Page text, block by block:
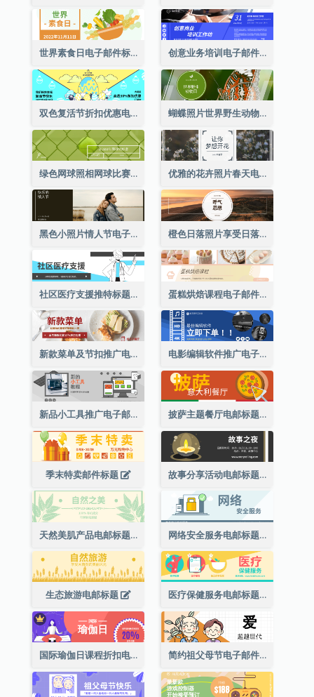
世界素食日电子邮件标题 创意业务培训电子邮件标题
双色复活节折扣优惠电邮标题 蝴蝶照片世界野生动物日电子邮件标题
绿色网球照相网球比赛电子邮件标头 优雅的花卉照片春天电子邮件标题
黑色小照片情人节电子邮件标题 橙色日落照片享受日落电子邮件标题
社区医疗支援推特标题 蛋糕烘焙课程电子邮件标题
新款菜单及节扣推广电邮标题 电影编辑软件推广电子邮件标题
新品小工具推广电子邮件标题 披萨主题餐厅电邮标题
季末特卖邮件标题 故事分享活动电邮标题
天然美肌产品电邮标题 网络安全服务电邮标题
生态旅游电邮标题 医疗保健服务电邮标题
国际瑜伽日课程折扣电子邮件标题 简约祖父母节电子邮件标题